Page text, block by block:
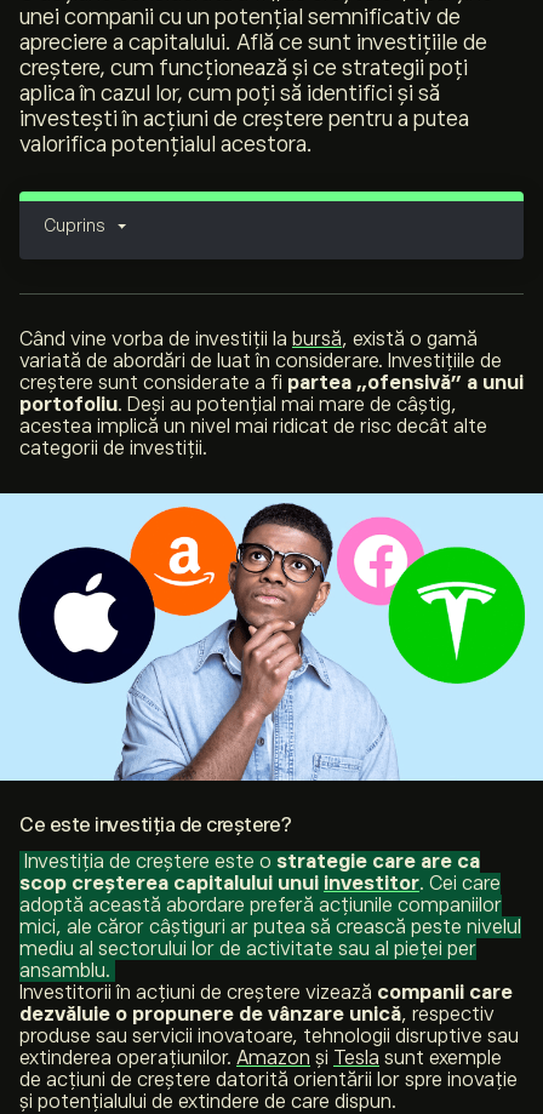
unei companii cu un potențial semnificativ de
apreciere a capitalului. Află ce sunt investițiile de
creștere, cum funcționează și ce strategii poți
aplica în cazul lor, cum poți să identifici și să
investești în acțiuni de creștere pentru a putea
valorifica potențialul acestora.
Cuprins
Când vine vorba de investiții la bursă, există o gamă
variată de abordări de luat în considerare. Investițiile de
creștere sunt considerate a fi partea „ofensivă” a unui
portofoliu. Deși au potențial mai mare de câștig,
acestea implică un nivel mai ridicat de risc decât alte
categorii de investiții.
Ce este investiția de creștere?
Investiția de creștere este o strategie care are ca
scop creșterea capitalului unui investitor. Cei care
adoptă această abordare preferă acțiunile companiilor
mici, ale căror câștiguri ar putea să crească peste nivelul
mediu al sectorului lor de activitate sau al pieței per
ansamblu.
Investitorii în acțiuni de creștere vizează companii care
dezvăluie o propunere de vânzare unică, respectiv
produse sau servicii inovatoare, tehnologii disruptive sau
extinderea operațiunilor. Amazon și Tesla sunt exemple
de acțiuni de creștere datorită orientării lor spre inovație
și potențialului de extindere de care dispun.